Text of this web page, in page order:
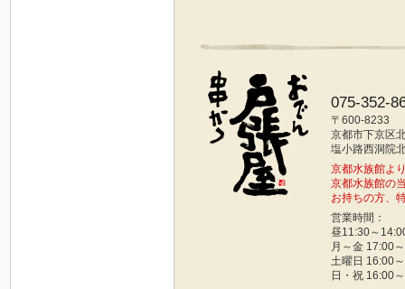
075-352-
〒600-8233
京都市下京区
塩小路西洞院
京都水族館よ
京都水族館の
お持ちの方、
営業時間：
昼11:30～
月～金 17:00
土曜日 16:00
日・祝 16:00